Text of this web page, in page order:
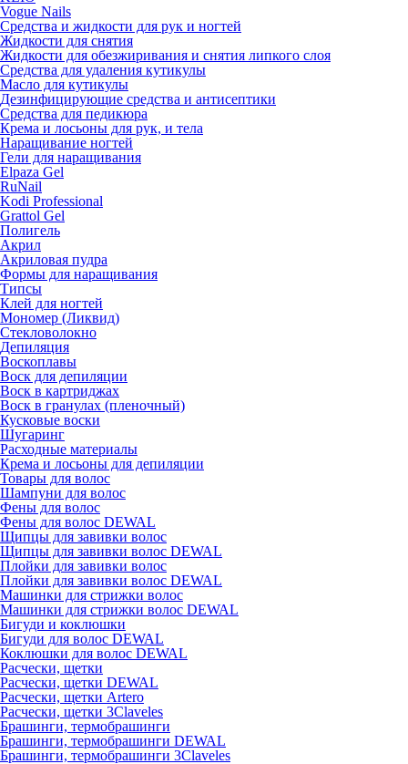
Vogue Nails
Средства и жидкости для рук и ногтей
Жидкости для снятия
Жидкости для обезжиривания и снятия липкого слоя
Средства для удаления кутикулы
Масло для кутикулы
Дезинфицирующие средства и антисептики
Средства для педикюра
Крема и лосьоны для рук, и тела
Наращивание ногтей
Гели для наращивания
Elpaza Gel
RuNail
Kodi Professional
Grattol Gel
Полигель
Акрил
Акриловая пудра
Формы для наращивания
Типсы
Клей для ногтей
Мономер (Ликвид)
Стекловолокно
Депиляция
Воскоплавы
Воск для депиляции
Воск в картриджах
Воск в гранулах (пленочный)
Кусковые воски
Шугаринг
Расходные материалы
Крема и лосьоны для депиляции
Товары для волос
Шампуни для волос
Фены для волос
Фены для волос DEWAL
Щипцы для завивки волос
Щипцы для завивки волос DEWAL
Плойки для завивки волос
Плойки для завивки волос DEWAL
Машинки для стрижки волос
Машинки для стрижки волос DEWAL
Бигуди и коклюшки
Бигуди для волос DEWAL
Коклюшки для волос DEWAL
Расчески, щетки
Расчески, щетки DEWAL
Расчески, щетки Artero
Расчески, щетки 3Claveles
Брашинги, термобрашинги
Брашинги, термобрашинги DEWAL
Брашинги, термобрашинги 3Claveles